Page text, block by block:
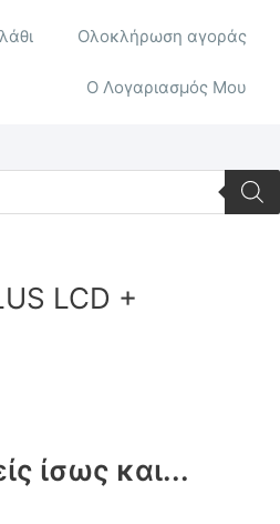
Ολοκλήρωση αγοράς
Ο Λογαριασμός Μου
LCD +
ίσως και...